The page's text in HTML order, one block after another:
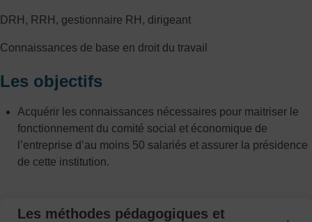
DRH, RRH, gestionnaire RH, dirigeant
Connaissances de base en droit du travail
Les objectifs
Acquérir les connaissances nécessaires pour maitriser le
fonctionnement du comité social et économique de
l’entreprise d’au moins 50 salariés et assurer la présidence
de cette institution.
Les méthodes pédagogiques et